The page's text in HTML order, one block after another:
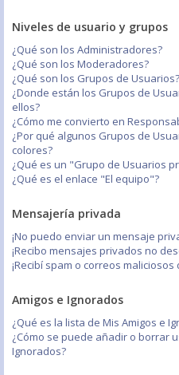
Niveles de usuario y grupos
¿Qué son los Administradores?
¿Qué son los Moderadores?
¿Qué son los Grupos de Usuarios?
¿Donde están los Grupos de
ellos?
¿Cómo me convierto en
¿Por qué algunos Grupos de
colores?
¿Qué es un "Grupo de Usuarios
¿Qué es el enlace "El equipo"?
Mensajería privada
¡No puedo enviar un mensaje
¡Recibo mensajes privados no
¡Recibí spam o correos
Amigos e Ignorados
¿Qué es la lista de Mis Amigos e
¿Cómo se puede añadir o borrar
Ignorados?